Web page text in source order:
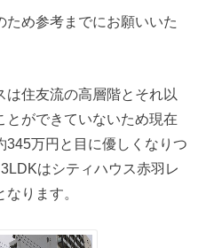
ため参考までにお願いいた
は住友流の高層階とそれ以
とができていないため現在
345万円と目に優しくなりつ
はシティハウス赤羽レ
ります。